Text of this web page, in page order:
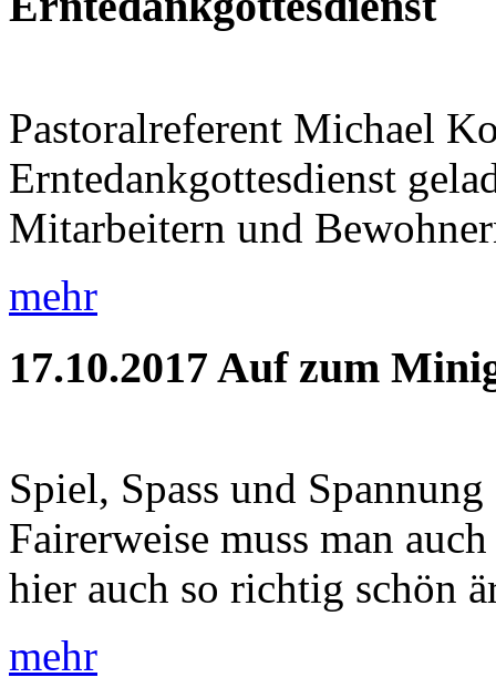
Pastoralreferent Michael
Erntedankgottesdienst
Mitarbeitern und
mehr
17.10.2017 Auf zum
Spiel, Spass und
Fairerweise muss man
hier auch so richtig schön
mehr